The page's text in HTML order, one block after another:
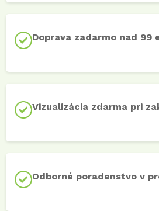
Doprava zadarmo nad 99
Vizualizácia zdarma pri
Odborné poradenstvo v